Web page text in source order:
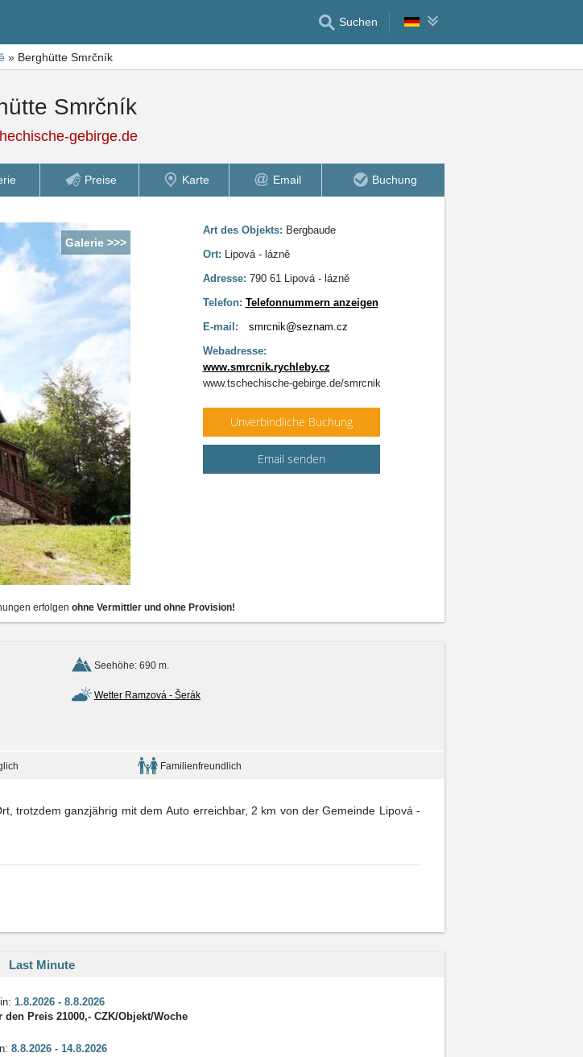
Suchen
» Berghütte Smrčník
Smrčník
gebirge.de
Preise Karte Email Buchung
Galerie >>>
Art des Objekts: Bergbaude
Ort: Lipová - lázně
Adresse: 790 61 Lipová - lázně
Telefon: Telefonnummern anzeigen
E-mail:
smrcnik@seznam.cz
Webadresse:
www.smrcnik.rychleby.cz
www.tschechische-gebirge.de/smrcnik
Unverbindliche Buchung
Email senden
erfolgen ohne Vermittler und ohne Provision!
Seehöhe: 690 m.
Wetter Ramzová - Šerák
Familienfreundlich
trotzdem ganzjährig mit dem Auto erreichbar, 2 km von der Gemeinde Lipová -
Last Minute
1.8.2026 - 8.8.2026
den Preis 21000,- CZK/Objekt/Woche
8.8.2026 - 14.8.2026